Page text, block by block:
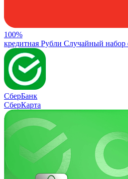
100%
кредитная Рубли Случайный набор
СберБанк
СберКарта